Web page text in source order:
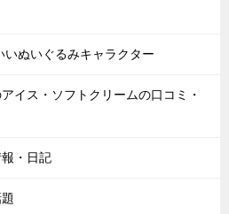
ぬいぐるみキャラクター
イス・ソフトクリームの口コミ・
・日記